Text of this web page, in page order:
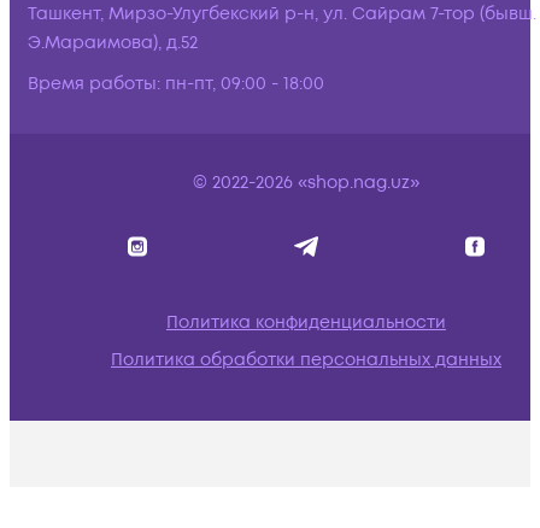
Ташкент, Мирзо-Улугбекский р-н, ул. Сайрам 7-тор (бывш.
Э.Мараимова), д.52
Время работы: пн-пт, 09:00 - 18:00
© 2022-2026 «shop.nag.uz»
Политика конфиденциальности
Политика обработки персональных данных